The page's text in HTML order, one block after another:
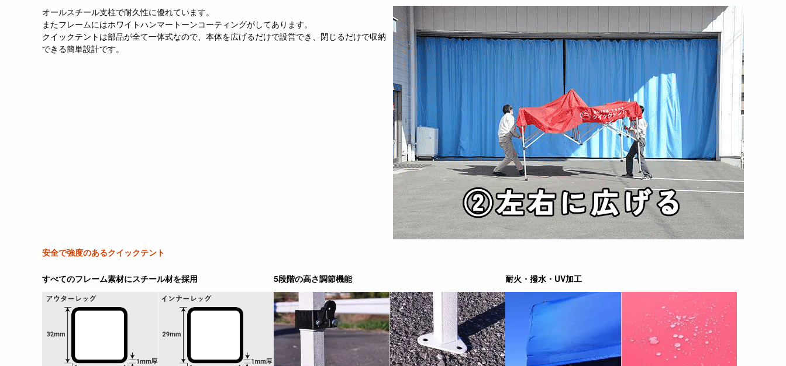
オールスチール支柱で耐久性に優れています。
またフレームにはホワイトハンマートーンコーティングがしてあります。
クイックテントは部品が全て一体式なので、本体を広げるだけで設営でき、閉じるだけで収納
できる簡単設計です。
安全で強度のあるクイックテント
すべてのフレーム素材にスチール材を採用 5段階の高さ調節機能 耐火・撥水・UV加工